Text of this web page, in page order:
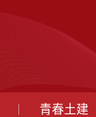
青春土建